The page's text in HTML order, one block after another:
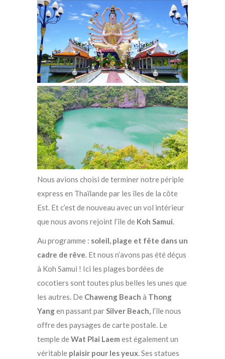
Nous avions choisi de terminer notre périple
express en Thaïlande par les îles de la côte
Est. Et c’est de nouveau avec un vol intérieur
que nous avons rejoint l’île de Koh Samui.
Au programme : soleil, plage et fête dans un
cadre de rêve. Et nous n’avons pas été déçus
à Koh Samui ! Ici les plages bordées de
cocotiers sont toutes plus belles les unes que
les autres. De Chaweng Beach à Thong
Yangen passant parSilver Beach, l’île nous
offre des paysages de carte postale. Le
temple deWat Plai Laem est également un
véritable plaisir pour les yeux. Ses statues